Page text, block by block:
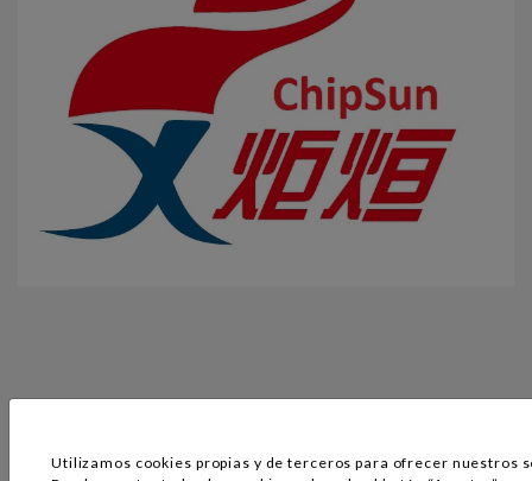
Utilizamos cookies propias y de terceros para ofrecer nuestros